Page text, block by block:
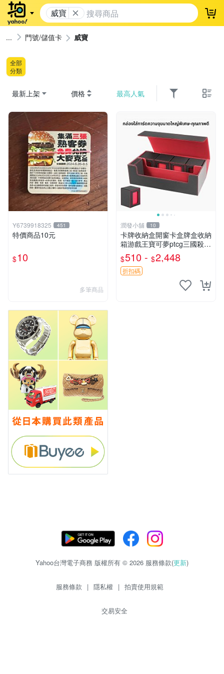
威寶 登
門號/儲值卡 威寶
全部
分類
最新上架 價格 最高人氣
Y6739918325 451
特價商品10元
$10
多筆商品
潤發小舖 10
卡牌收納盒開窗卡盒牌盒收納
箱游戲王寶可夢ptcg三國殺海
賊王dtcg
$510 - $2,448
折扣碼
Yahoo台灣電子商務 版權所有 © 2026 服務條款(更新)
服務條款 | 隱私權 | 拍賣使用規範
交易安全